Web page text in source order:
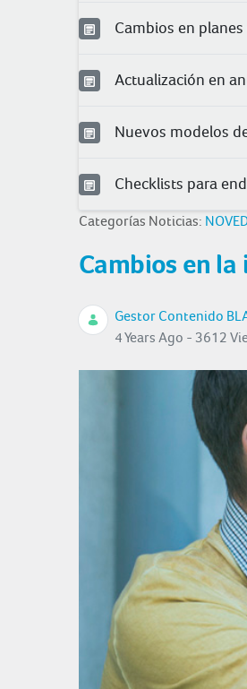
Cambios en
Actualización en
Nuevos modelos
Checklists para
Categorías Noticias:
Cambios en
Gestor Contenido
4 Years Ago - 3612